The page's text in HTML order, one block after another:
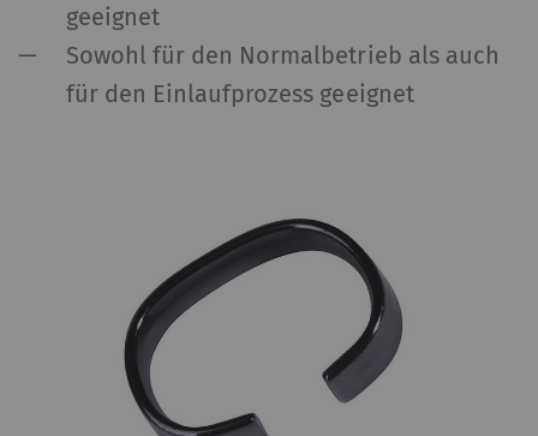
geeignet
Sowohl für den Normalbetrieb als auch
für den Einlaufprozess geeignet